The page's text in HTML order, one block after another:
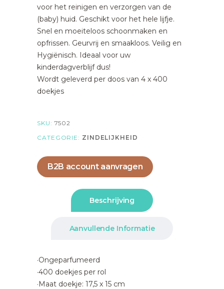
voor het reinigen en verzorgen van de
(baby) huid. Geschikt voor het hele lijfje.
Snel en moeiteloos schoonmaken en
opfrissen. Geurvrij en smaakloos. Veilig en
Hygiënisch. Ideaal voor uw
kinderdagverblijf dus!
Wordt geleverd per doos van 4 x 400
doekjes
SKU: 7502
CATEGORIE: ZINDELIJKHEID
B2B account aanvragen
Beschrijving
Aanvullende Informatie
·Ongeparfumeerd
·400 doekjes per rol
·Maat doekje: 17,5 x 15 cm